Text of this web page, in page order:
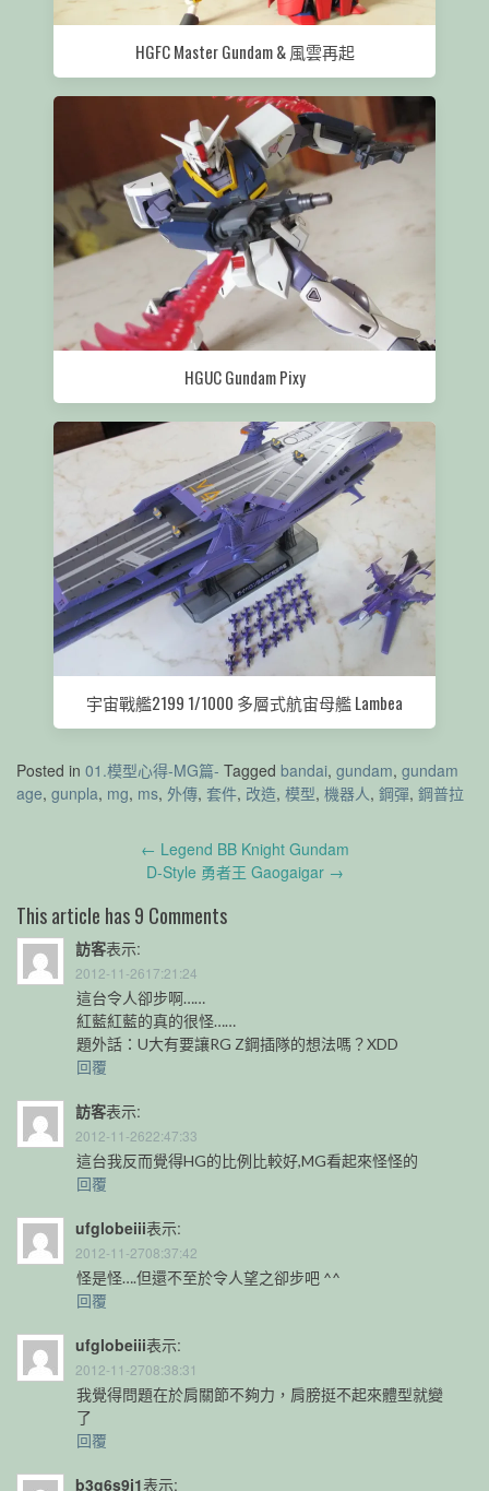
HGFC Master Gundam & 風雲再起
HGUC Gundam Pixy
宇宙戰艦2199 1/1000 多層式航宙母艦 Lambea
Posted in 01.模型心得-MG篇- Tagged bandai, gundam, gundam
age, gunpla, mg, ms, 外傳, 套件, 改造, 模型, 機器人, 鋼彈, 鋼普拉
← Legend BB Knight Gundam
D-Style 勇者王 Gaogaigar →
This article has 9 Comments
訪客表示:
2012-11-2617:21:24
這台令人卻步啊……
紅藍紅藍的真的很怪……
題外話：U大有要讓RG Z鋼插隊的想法嗎？XDD
回覆
訪客表示:
2012-11-2622:47:33
這台我反而覺得HG的比例比較好,MG看起來怪怪的
回覆
ufglobeiii表示:
2012-11-2708:37:42
怪是怪….但還不至於令人望之卻步吧 ^^
回覆
ufglobeiii表示:
2012-11-2708:38:31
我覺得問題在於肩關節不夠力，肩膀挺不起來體型就變
了
回覆
b3g6s9j1表示: